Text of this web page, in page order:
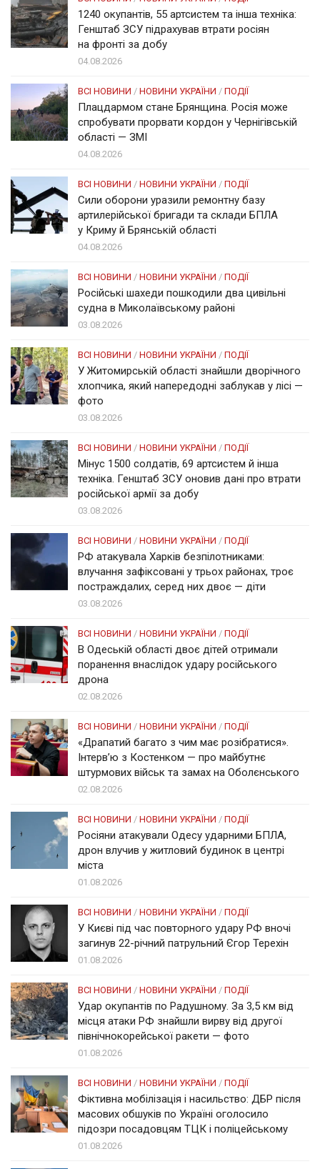
1240 окупантів, 55 артсистем та інша техніка:
Генштаб ЗСУ підрахував втрати росіян
на фронті за добу
04.08.2026
ВСІ НОВИНИ / НОВИНИ УКРАЇНИ / ПОДІЇ
Плацдармом стане Брянщина. Росія може
спробувати прорвати кордон у Чернігівській
області — ЗМІ
04.08.2026
ВСІ НОВИНИ / НОВИНИ УКРАЇНИ / ПОДІЇ
Сили оборони уразили ремонтну базу
артилерійської бригади та склади БПЛА
у Криму й Брянській області
04.08.2026
ВСІ НОВИНИ / НОВИНИ УКРАЇНИ / ПОДІЇ
Російські шахеди пошкодили два цивільні
судна в Миколаївському районі
03.08.2026
ВСІ НОВИНИ / НОВИНИ УКРАЇНИ / ПОДІЇ
У Житомирській області знайшли дворічного
хлопчика, який напередодні заблукав у лісі —
фото
03.08.2026
ВСІ НОВИНИ / НОВИНИ УКРАЇНИ / ПОДІЇ
Мінус 1500 солдатів, 69 артсистем й інша
техніка. Генштаб ЗСУ оновив дані про втрати
російської армії за добу
03.08.2026
ВСІ НОВИНИ / НОВИНИ УКРАЇНИ / ПОДІЇ
РФ атакувала Харків безпілотниками:
влучання зафіксовані у трьох районах, троє
постраждалих, серед них двоє — діти
03.08.2026
ВСІ НОВИНИ / НОВИНИ УКРАЇНИ / ПОДІЇ
В Одеській області двоє дітей отримали
поранення внаслідок удару російського
дрона
02.08.2026
ВСІ НОВИНИ / НОВИНИ УКРАЇНИ / ПОДІЇ
«Драпатий багато з чим має розібратися».
Інтерв’ю з Костенком — про майбутнє
штурмових військ та замах на Оболєнського
02.08.2026
ВСІ НОВИНИ / НОВИНИ УКРАЇНИ / ПОДІЇ
Росіяни атакували Одесу ударними БПЛА,
дрон влучив у житловий будинок в центрі
міста
01.08.2026
ВСІ НОВИНИ / НОВИНИ УКРАЇНИ / ПОДІЇ
У Києві під час повторного удару РФ вночі
загинув 22-річний патрульний Єгор Терехін
01.08.2026
ВСІ НОВИНИ / НОВИНИ УКРАЇНИ / ПОДІЇ
Удар окупантів по Радушному. За 3,5 км від
місця атаки РФ знайшли вирву від другої
північнокорейської ракети — фото
01.08.2026
ВСІ НОВИНИ / НОВИНИ УКРАЇНИ / ПОДІЇ
Фіктивна мобілізація і насильство: ДБР після
масових обшуків по Україні оголосило
підозри посадовцям ТЦК і поліцейському
01.08.2026